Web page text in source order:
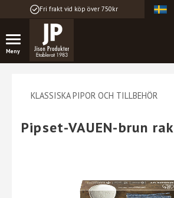
Fri frakt vid köp över 750kr
KLASSISKA PIPOR OCH TILLBEHÖR
Pipset-VAUEN-brun rak